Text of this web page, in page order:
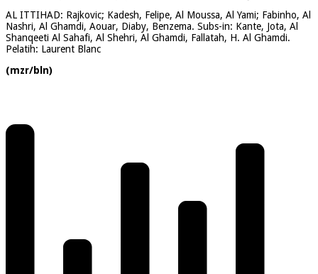
AL ITTIHAD: Rajkovic; Kadesh, Felipe, Al Moussa, Al Yami; Fabinho, Al
Nashri, Al Ghamdi, Aouar, Diaby, Benzema. Subs-in: Kante, Jota, Al
Shanqeeti Al Sahafi, Al Shehri, Al Ghamdi, Fallatah, H. Al Ghamdi.
Pelatih: Laurent Blanc
(mzr/bln)